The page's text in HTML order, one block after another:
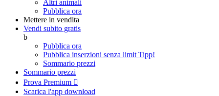
Altri animali
Pubblica ora
Mettere in vendita
Vendi subito gratis
b
Pubblica ora
Pubblica inserzioni senza limit Tipp!
Sommario prezzi
Sommario prezzi
Prova Premium 
Scarica l'app download